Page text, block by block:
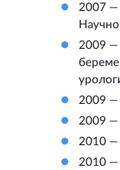
2007 —
2009 —
2009 —
2009 —
2010 —
2010 —